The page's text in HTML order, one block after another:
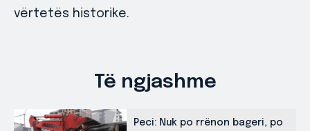
vërtetës historike.
Të ngjashme
Peci: Nuk po rrënon bageri, po